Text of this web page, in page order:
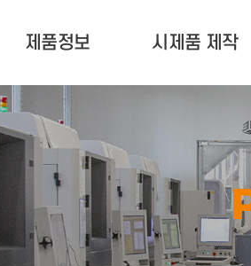
제품정보
나에게 맞는 제품찾기
3D프린터
3D스캐너 & 소프트웨어
외
재료
시제품 제작
제작문의 현황
포트폴리오